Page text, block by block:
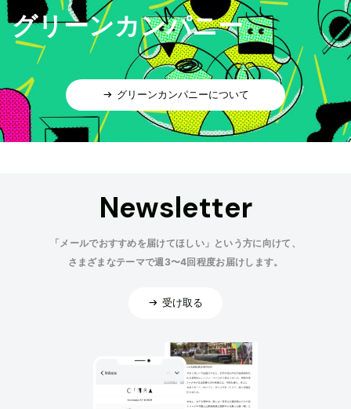
グリーンカンパニー
グリーンカンパニーについて
Newsletter
「メールでおすすめを届けてほしい」という方に向けて、
さまざまなテーマで週3〜4回程度お届けします。
受け取る